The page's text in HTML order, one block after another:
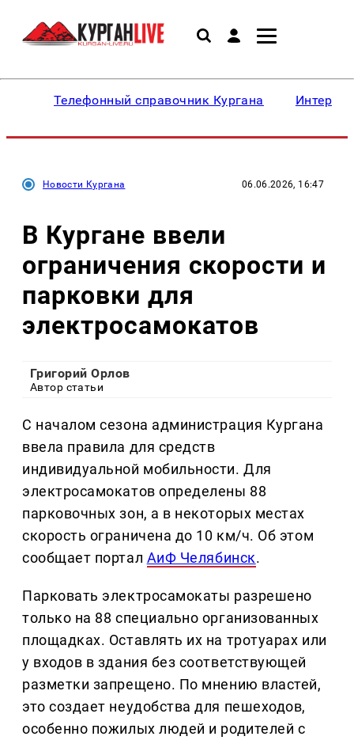
Телефонный справочник Кургана
Новости Кургана 06.06.2026, 16:47
В Кургане ввели
ограничения скорости и
парковки для
электросамокатов
Григорий Орлов
Автор статьи
С началом сезона администрация Кургана
ввела правила для средств
индивидуальной мобильности. Для
электросамокатов определены 88
парковочных зон, а в некоторых местах
скорость ограничена до 10 км/ч. Об этом
сообщает портал АиФ Челябинск.
Парковать электросамокаты разрешено
только на 88 специально организованных
площадках. Оставлять их на тротуарах или
у входов в здания без соответствующей
разметки запрещено. По мнению властей,
это создает неудобства для пешеходов,
особенно пожилых людей и родителей с